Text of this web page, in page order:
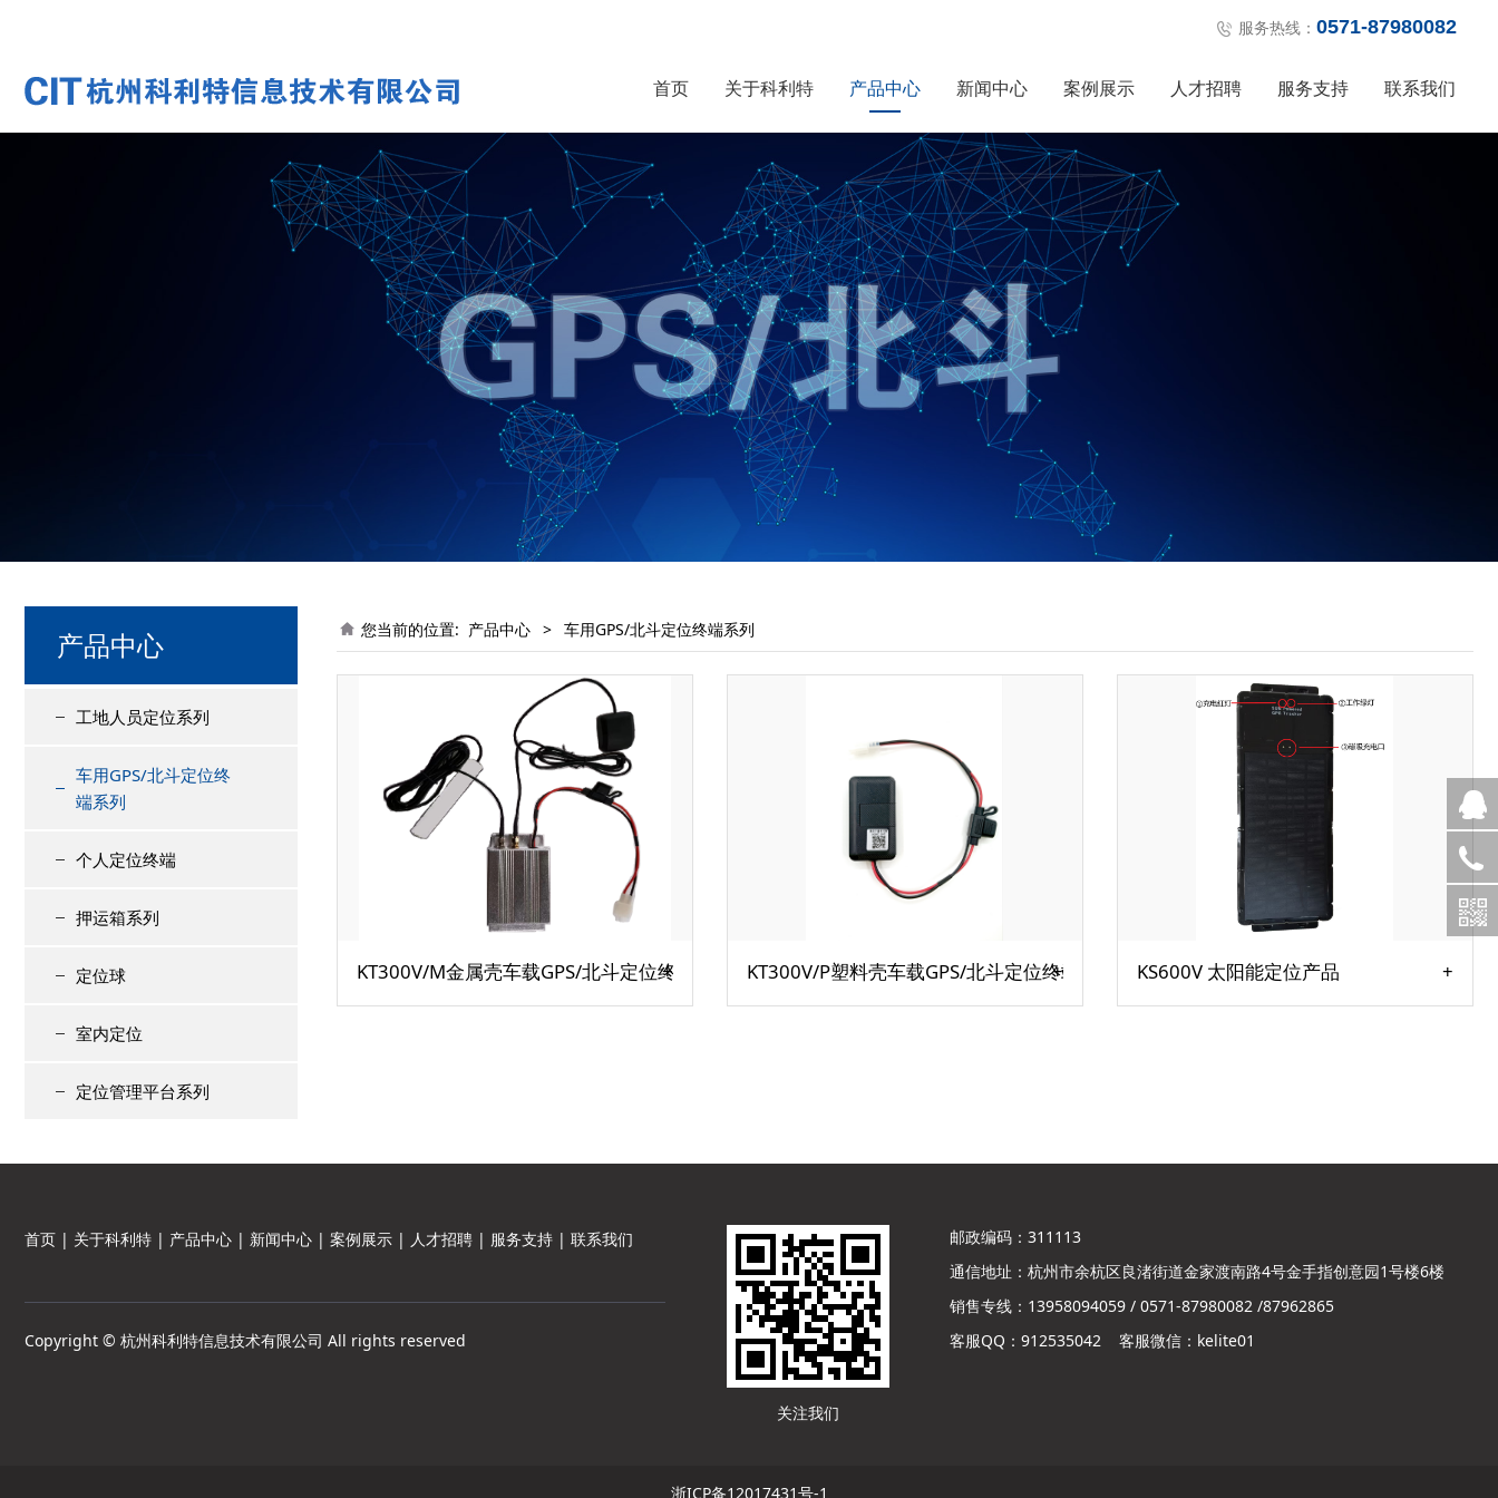
服务热线： 0571-87980082
首页 关于科利特 产品中心 新闻中心 案例展示 人才招聘 服务支持 联系我们
产品中心
工地人员定位系列
车用GPS/北斗定位终
端系列
个人定位终端
押运箱系列
定位球
室内定位
定位管理平台系列
您当前的位置: 产品中心 > 车用GPS/北斗定位终端系列
KT300V/M金属壳车载GPS/北斗定位终端 KT300V/P塑料壳车载GPS/北斗定位终端 KS600V 太阳能定位产品
首页 | 关于科利特 | 产品中心 | 新闻中心 | 案例展示 | 人才招聘 | 服务支持 | 联系我们
Copyright © 杭州科利特信息技术有限公司 All rights reserved
关注我们
邮政编码：311113
通信地址：杭州市余杭区良渚街道金家渡南路4号金手指创意园1号楼6楼
销售专线：13958094059 / 0571-87980082 /87962865
客服QQ：912535042 客服微信：kelite01
浙ICP备12017431号-1